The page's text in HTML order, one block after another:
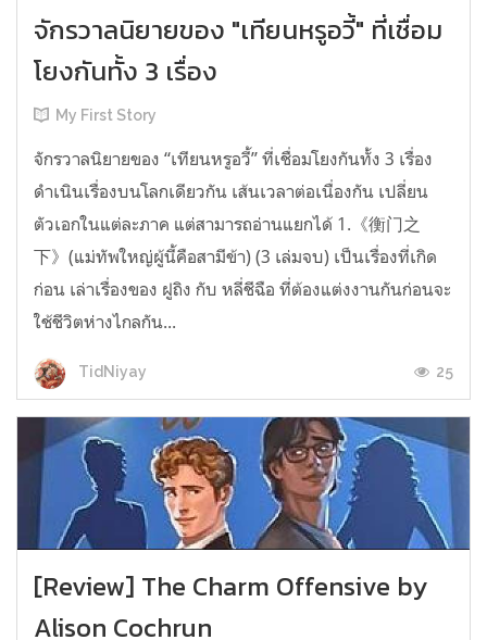
จักรวาลนิยายของ "เทียนหรูอวี้" ที่เชื่อม
โยงกันทั้ง 3 เรื่อง
My First Story
จักรวาลนิยายของ “เทียนหรูอวี้” ที่เชื่อมโยงกันทั้ง 3 เรื่อง
ดำเนินเรื่องบนโลกเดียวกัน เส้นเวลาต่อเนื่องกัน เปลี่ยน
ตัวเอกในแต่ละภาค แต่สามารถอ่านแยกได้ 1.《衡门之
下》(แม่ทัพใหญ่ผู้นี้คือสามีข้า) (3 เล่มจบ) เป็นเรื่องที่เกิด
ก่อน เล่าเรื่องของ ฝูถิง กับ หลี่ชีฉือ ที่ต้องแต่งงานกันก่อนจะ
ใช้ชีวิตห่างไกลกัน...
TidNiyay 25
[Review] The Charm Offensive by
Alison Cochrun